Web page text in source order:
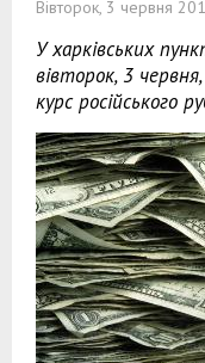
Вівторок, 3 червня
У харківських
вівторок, 3
курс російського